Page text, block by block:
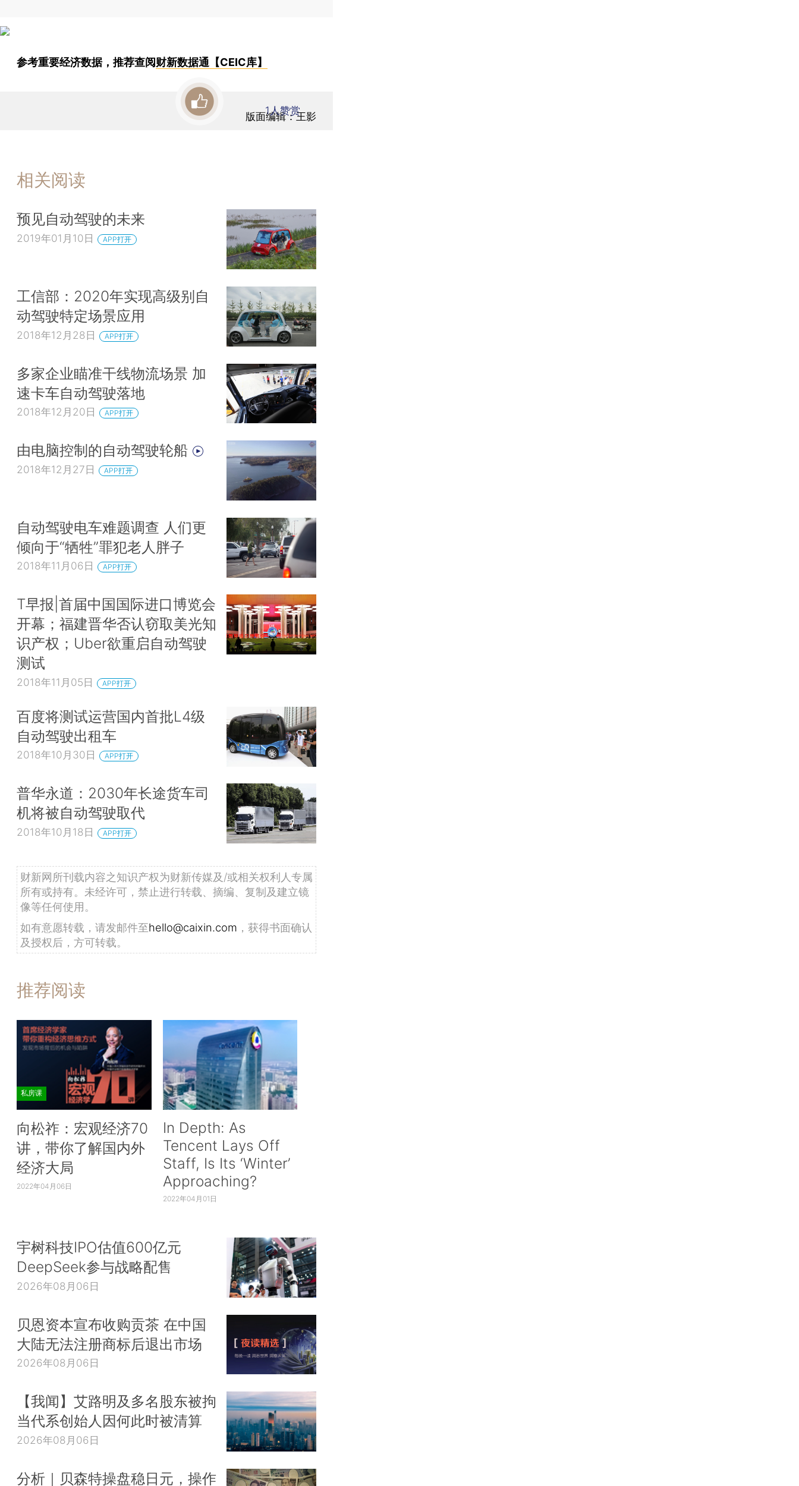
参考重要经济数据，推荐查阅财新数据通【CEIC库】
版面编辑：王影
1人赞赏
相关阅读
预见自动驾驶的未来
2019年01月10日 APP打开
工信部：2020年实现高级别自
动驾驶特定场景应用
2018年12月28日 APP打开
多家企业瞄准干线物流场景 加
速卡车自动驾驶落地
2018年12月20日 APP打开
由电脑控制的自动驾驶轮船
2018年12月27日 APP打开
自动驾驶电车难题调查 人们更
倾向于“牺牲”罪犯老人胖子
2018年11月06日 APP打开
T早报|首届中国国际进口博览会
开幕；福建晋华否认窃取美光知
识产权；Uber欲重启自动驾驶
测试
2018年11月05日 APP打开
百度将测试运营国内首批L4级
自动驾驶出租车
2018年10月30日 APP打开
普华永道：2030年长途货车司
机将被自动驾驶取代
2018年10月18日 APP打开
财新网所刊载内容之知识产权为财新传媒及/或相关权利人专属
所有或持有。未经许可，禁止进行转载、摘编、复制及建立镜
像等任何使用。
如有意愿转载，请发邮件至hello@caixin.com ，获得书面确认
及授权后，方可转载。
推荐阅读
私房课
向松祚：宏观经济70
讲，带你了解国内外
经济大局
2022年04月06日
In Depth: As
Tencent Lays Off
Staff, Is Its ‘Winter’
Approaching?
2022年04月01日
宇树科技IPO估值600亿元
DeepSeek参与战略配售
2026年08月06日
贝恩资本宣布收购贡茶 在中国
大陆无法注册商标后退出市场
2026年08月06日
【我闻】艾路明及多名股东被拘
当代系创始人因何此时被清算
2026年08月06日
分析｜贝森特操盘稳日元，操作